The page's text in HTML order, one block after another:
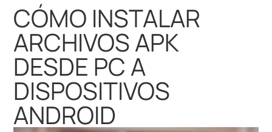
CÓMO INSTALAR
ARCHIVOS APK
DESDE PC A
DISPOSITIVOS
ANDROID